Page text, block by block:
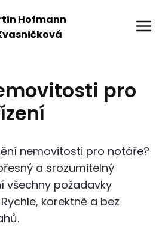
Hofmann
pro
nemovitosti pro notáře?
a srozumitelný
všechny požadavky
korektně a bez